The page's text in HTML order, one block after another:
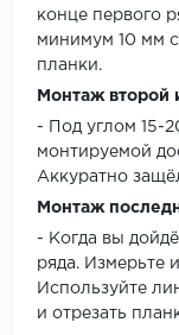
конце первого
минимум 10 мм
планки.
Монтаж второй
- Под углом 15-
монтируемой
Аккуратно
Монтаж
- Когда вы
ряда. Измерьте
Используйте
и отрезать